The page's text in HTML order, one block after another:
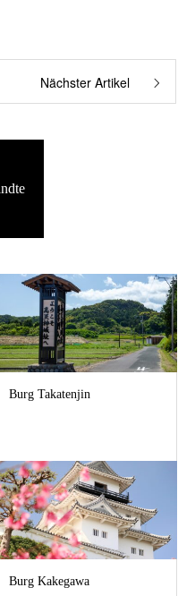
Nächster Artikel
Burg Takatenjin
Burg Kakegawa